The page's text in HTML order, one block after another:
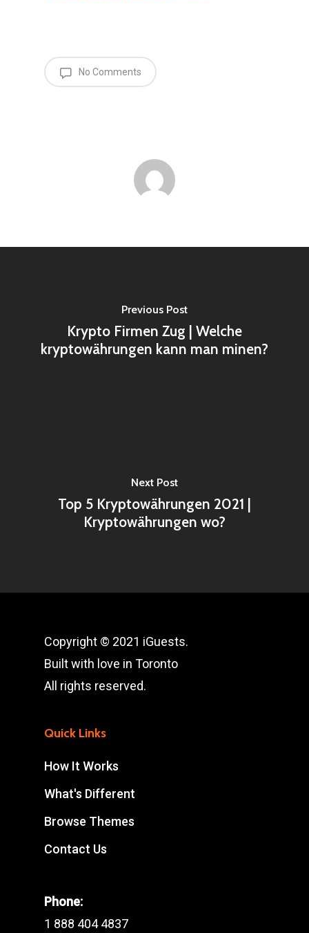
No Comments
Previous Post
Krypto Firmen Zug | Welche
kryptowährungen kann man minen?
Next Post
Top 5 Kryptowährungen 2021 |
Kryptowährungen wo?
Copyright © 2021 iGuests.
Built with love in Toronto
All rights reserved.
Quick Links
How It Works
What's Different
Browse Themes
Contact Us
Phone:
1 888 404 4837